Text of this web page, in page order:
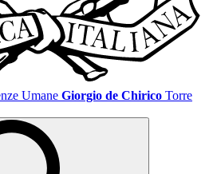
Umane Giorgio de Chirico Torre